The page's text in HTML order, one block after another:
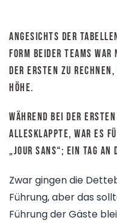
Angesichts der
Form beider Teams
der ERSTEN zu
Höhe.
Während bei der
allesklappte, war es
„jour sans“; ein Tag
Zwar gingen die
Führung, aber das
Führung der Gäste